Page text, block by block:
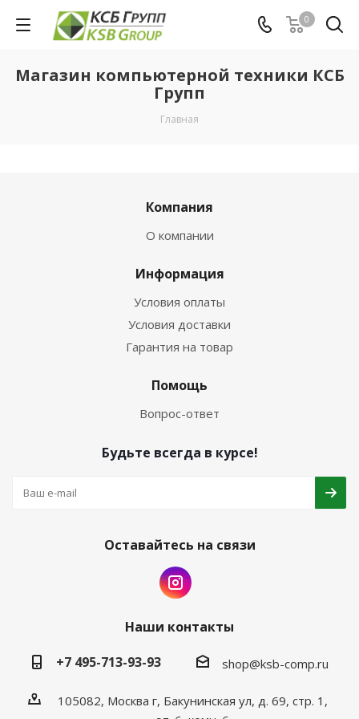
0
Магазин компьютерной техники КСБ
Групп
Главная
Компания
О компании
Информация
Условия оплаты
Условия доставки
Гарантия на товар
Помощь
Вопрос-ответ
Будьте всегда в курсе!
Оставайтесь на связи
Наши контакты
+7 495-713-93-93
shop@ksb-comp.ru
105082, Москва г, Бакунинская ул, д. 69, стр. 1,